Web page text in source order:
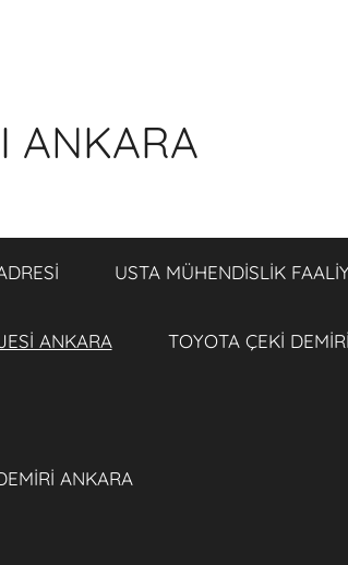
ANKARA
USTA MÜHENDİSLİK
ANKARA TOYOTA ÇEKİ
ANKARA